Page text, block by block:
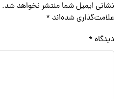
نشانی ایمیل شما منتشر نخواهد شد.
علامت‌گذاری شده‌اند *
دیدگاه *